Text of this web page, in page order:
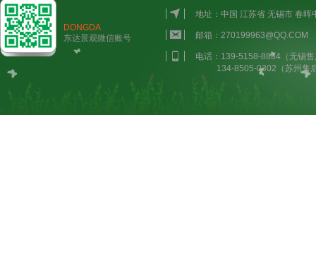
DONGDA
东达景观微信账号
地址：中国 江苏省 无锡市 春
邮箱：270199963@QQ.COM
电话：139-5158-8884（无锡
134-8505-0302（苏州售后